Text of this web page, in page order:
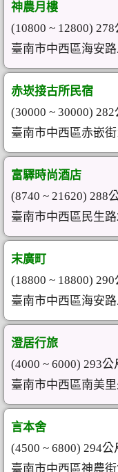
神農月樓
(10800 ~ 12800) 278
臺南市中西區海安
赤崁接古所民宿
(30000 ~ 30000) 282
臺南市中西區赤嵌
富驛時尚酒店
(8740 ~ 21620) 288
臺南市中西區民生
末廣町
(18800 ~ 18800) 290
臺南市中西區海安
澄居行旅
(4000 ~ 6000) 293公
臺南市中西區南美
言本舍
(4500 ~ 6800) 294公
臺南市中西區神農